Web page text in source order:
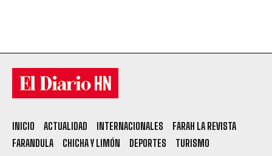
INICIO ACTUALIDAD INTERNACIONALES
FARAH LA REVISTA
FARANDULA
CHICHA Y LIMÓN DEPORTES TURISMO